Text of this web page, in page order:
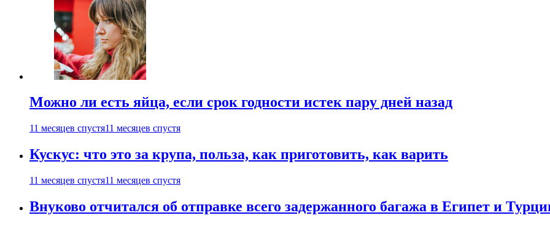
Можно ли есть яйца, если срок годности истек пару дней назад
11 месяцев спустя11 месяцев спустя
Кускус: что это за крупа, польза, как приготовить, как варить
11 месяцев спустя11 месяцев спустя
Внуково отчитался об отправке всего задержанного багажа в Египет и